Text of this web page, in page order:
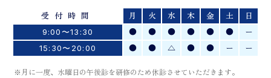
受付時間 月 火 水 木 金 土 日
9:00〜13:30 ● ● ● ● ● ● ー
15:30〜20:00 ● ● △ ● ● ー ー
※月に一度、水曜日の午後診を研修のため休診させていただきます。